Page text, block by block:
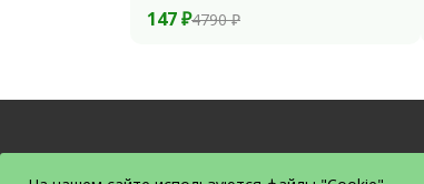
147 ₽4790 ₽